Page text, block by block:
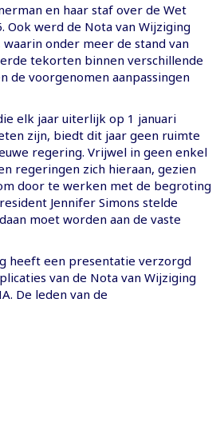
en haar staf over de Wet
Ook werd de Nota van Wijziging
onder meer de stand van
tekorten binnen verschillende
de voorgenomen aanpassingen
elk jaar uiterlijk op 1 januari
zijn, biedt dit jaar geen ruimte
regering. Vrijwel in geen enkel
regeringen zich hieraan, gezien
door te werken met de begroting
Jennifer Simons stelde
moet worden aan de vaste
heeft een presentatie verzorgd
van de Nota van Wijziging
De leden van de